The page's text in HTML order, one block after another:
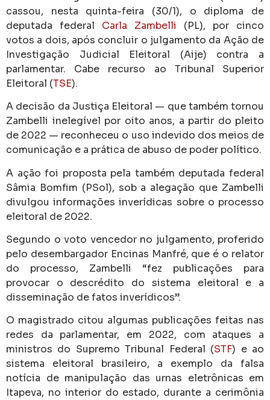
cassou, nesta quinta-feira (30/1), o diploma de
deputada federal Carla Zambelli (PL), por cinco
votos a dois, após concluir o julgamento da Ação de
Investigação Judicial Eleitoral (Aije) contra a
parlamentar. Cabe recurso ao Tribunal Superior
Eleitoral (TSE).
A decisão da Justiça Eleitoral — que também tornou
Zambelli inelegível por oito anos, a partir do pleito
de 2022 — reconheceu o uso indevido dos meios de
comunicação e a prática de abuso de poder político.
A ação foi proposta pela também deputada federal
Sâmia Bomfim (PSol), sob a alegação que Zambelli
divulgou informações inverídicas sobre o processo
eleitoral de 2022.
Segundo o voto vencedor no julgamento, proferido
pelo desembargador Encinas Manfré, que é o relator
do processo, Zambelli “fez publicações para
provocar o descrédito do sistema eleitoral e a
disseminação de fatos inverídicos”.
O magistrado citou algumas publicações feitas nas
redes da parlamentar, em 2022, com ataques a
ministros do Supremo Tribunal Federal (STF) e ao
sistema eleitoral brasileiro, a exemplo da falsa
notícia de manipulação das urnas eletrônicas em
Itapeva, no interior do estado, durante a cerimônia